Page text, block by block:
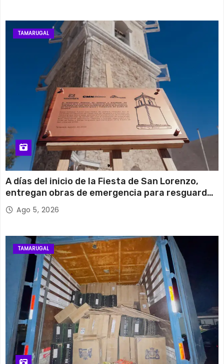
TAMARUGAL
A días del inicio de la Fiesta de San Lorenzo,
entregan obras de emergencia para resguardar
su histórico campanario
Ago 5, 2026
TAMARUGAL